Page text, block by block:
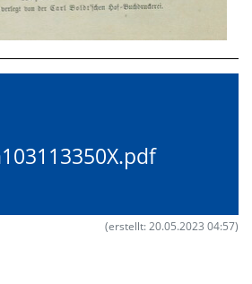
(erstellt: 20.05.2023 04:57)